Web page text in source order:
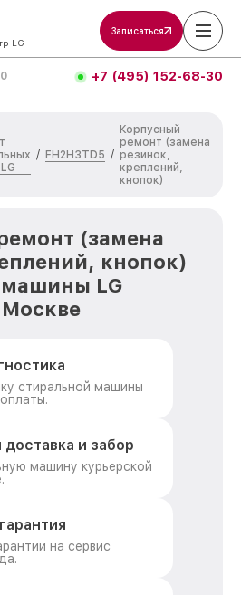
LG
Записаться
+7 (495) 152-68-30
/ FH2H3TD5 /
Корпусный
ремонт (замена
резинок,
креплений,
кнопок)
(замена
кнопок)
машины LG
Москве
стиральной машины
доставка и забор
машину курьерской
на сервис